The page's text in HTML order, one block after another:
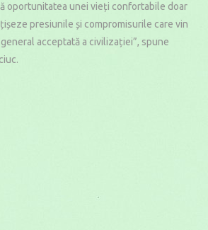
oportunitatea unei vieți confortabile doar
presiunile și compromisurile care vin
acceptată a civilizației”, spune